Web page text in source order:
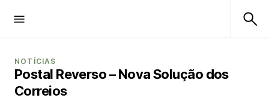
NOTÍCIAS
Postal Reverso – Nova Solução dos
Correios